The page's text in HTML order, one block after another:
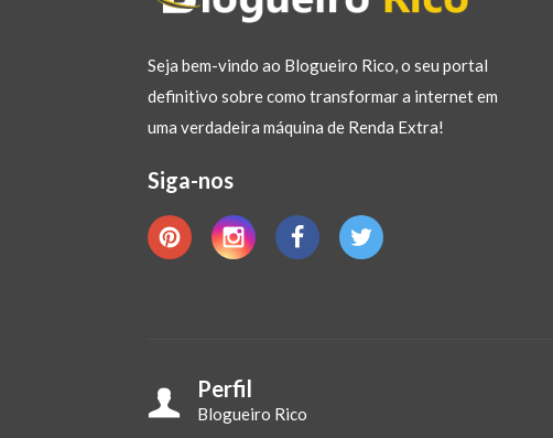
Seja bem-vindo ao Blogueiro Rico, o seu portal
definitivo sobre como transformar a internet em
uma verdadeira máquina de Renda Extra!
Siga-nos
Perfil
Blogueiro Rico